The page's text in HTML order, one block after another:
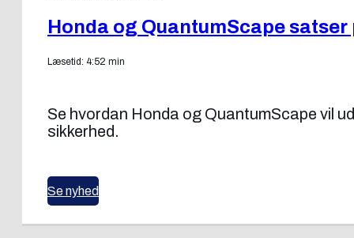
Honda og QuantumScape
Læsetid: 4:52 min
Se hvordan Honda og QuantumScape vil
sikkerhed.
Se nyhed